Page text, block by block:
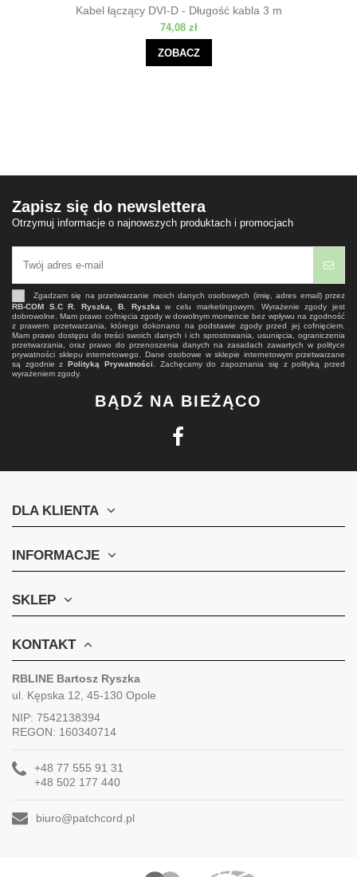
Kabel łączący DVI-D - Długość kabla 3 m
74,08 zł
ZOBACZ
Zapisz się do newslettera
Otrzymuj informacje o najnowszych produktach i promocjach
Zgadzam się na przetwarzanie moich danych osobowych (imię, adres email) przez
RB-COM S.C R. Ryszka, B. Ryszka w celu marketingowym. Wyrażenie zgody jest
dobrowolne. Mam prawo cofnięcia zgody w dowolnym momencie bez wpływu na zgodność
z prawem przetwarzania, którego dokonano na podstawie zgody przed jej cofnięciem.
Mam prawo dostępu do treści swoich danych i ich sprostowania, usunięcia, ograniczenia
przetwarzania, oraz prawo do przenoszenia danych na zasadach zawartych w polityce
prywatności sklepu internetowego. Dane osobowe w sklepie internetowym przetwarzane
są zgodnie zPolityką Prywatności . Zachęcamy do zapoznania się z polityką przed
wyrażeniem zgody.
BĄDŹ NA BIEŻĄCO
DLA KLIENTA
INFORMACJE
SKLEP
KONTAKT
RBLINE Bartosz Ryszka
ul. Kępska 12, 45-130 Opole
NIP: 7542138394
REGON: 160340714
+48 77 555 91 31
+48 502 177 440
biuro@patchcord.pl